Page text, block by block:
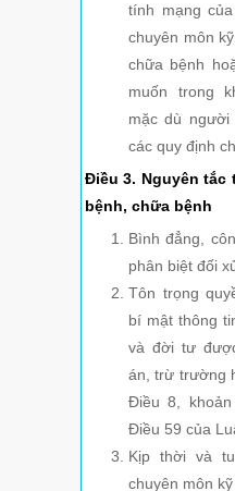
tính mạng
chuyên môn
chữa bệnh
muốn trong
mặc dù người
các quy định
Điều 3. Nguyên tắc
bệnh, chữa bệnh
Bình đẳng,
phân biệt đối
Tôn trọng
bí mật thông
và đời tư
án, trừ trường
Điều 8,
Điều 59 của
Kịp thời và
chuyên môn